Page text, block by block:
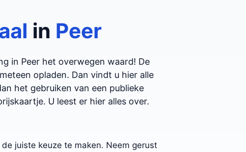
in Peer
in Peer het overwegen waard! De
opladen. Dan vindt u hier alle
het gebruiken van een publieke
U leest er hier alles over.
juiste keuze te maken. Neem gerust